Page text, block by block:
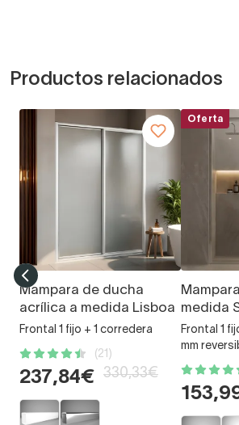
Productos relacionados
Mampara de ducha
acrílica a medida Lisboa
Frontal 1 fijo + 1 corredera
(21)
237,84€ 330,33€
Oferta
medida
Frontal 1
mm